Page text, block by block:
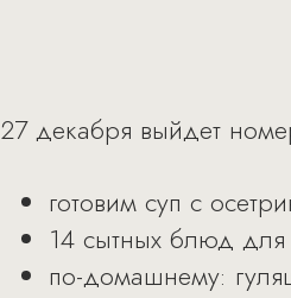
27 декабря выйдет
готовим суп с
14 сытных блюд для
по-домашнему: